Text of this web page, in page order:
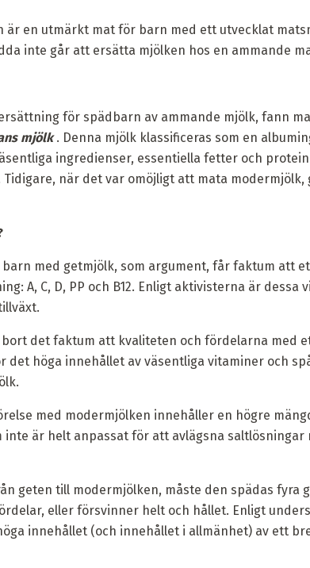
är en utmärkt mat för barn med ett utvecklat
inte går att ersätta mjölken hos en ammande
för spädbarn av ammande mjölk, fann
mjölk. Denna mjölk klassificeras som en
ingredienser, essentiella fetter och
när det var omöjligt att mata
med getmjölk, som argument, får faktum att
A, C, D, PP och B12. Enligt aktivisterna är dessa
det faktum att kvaliteten och fördelarna med
det höga innehållet av väsentliga vitaminer och
med modermjölken innehåller en högre
är helt anpassat för att avlägsna saltlösningar
geten till modermjölken, måste den spädas fyra
eller försvinner helt och hållet. Enligt
innehållet (och innehållet i allmänhet) av ett